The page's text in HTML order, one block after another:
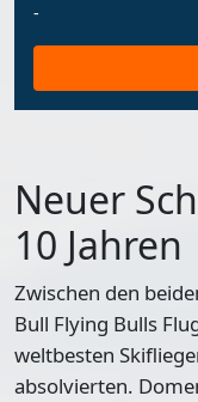
-
Neuer
10 Jahren
Zwischen den
Bull Flying Bulls
weltbesten
absolvierten.